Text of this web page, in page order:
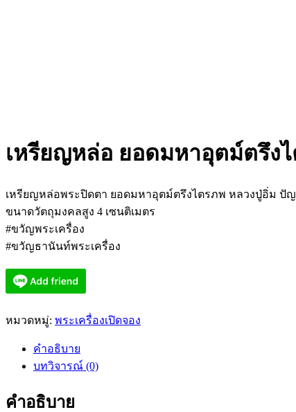
เหรียญหล่อ ยอดมหาอุตม์ตรึง
เหรียญหล่อพระปิดตา ยอดมหาอุตม์ตรึงไตรภพ หลวงปู่อิ่ม ปั
ขนาดวัตถุมงคลสูง 4 เซนติเมตร
#ขวัญพระเครื่อง
#ขวัญธานันท์พระเครื่อง
หมวดหมู่: พระเครื่องเปิดจอง
คำอธิบาย
บทวิจารณ์ (0)
คำอธิบาย